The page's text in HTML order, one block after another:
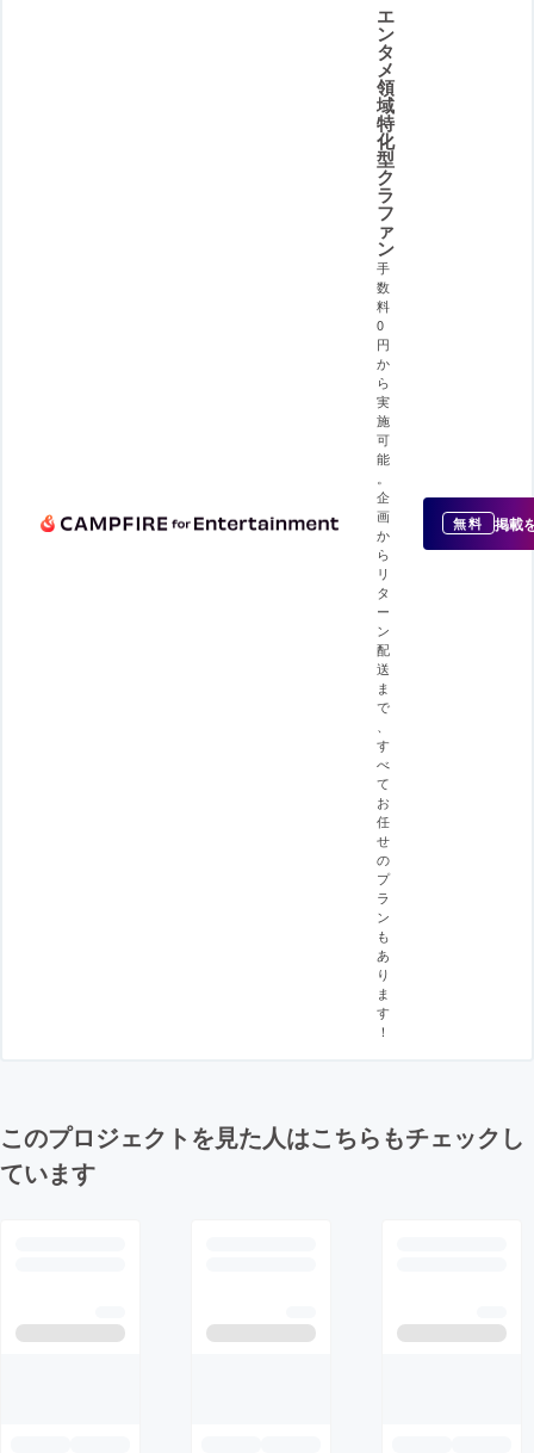
エ
ン
タ
メ
領
域
特
化
型
ク
ラ
フ
ァ
ン
手
数
料
0
円
か
ら
実
施
可
能
企
画
か
ら
リ
タ
ー
ン
配
送
ま
で
す
べ
て
お
任
せ
の
プ
ラ
ン
も
あ
り
ま
す
！
無料 掲載
このプロジェクトを見た人はこちらもチェックし
ています